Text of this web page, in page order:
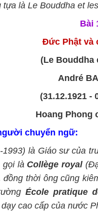
tựa là Le Bouddha et
Bài
Đức Phật và
(Le Bouddha
André
(31.12.1921 -
Hoang Phong
chuyển ngữ:
1993) là Giáo sư của
gọi là Collège royal
đồng thời ông cũng
École pratique
cao cấp của nước